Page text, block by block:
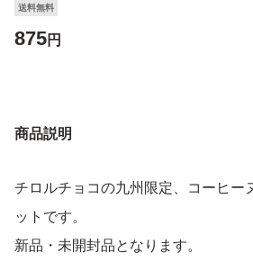
送料無料
875円
商品説明
チロルチョコの九州限定、コーヒー
ットです。
新品・未開封品となります。